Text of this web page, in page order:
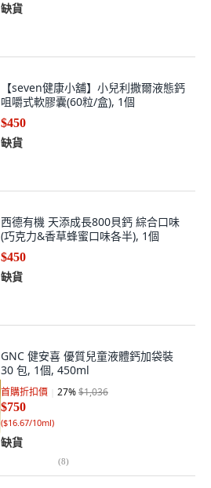
缺貨
【seven健康小舖】小兒利撒爾液態鈣
咀嚼式軟膠囊(60粒/盒), 1個
$450
缺貨
西德有機 天添成長800貝鈣 綜合口味
(巧克力&香草蜂蜜口味各半), 1個
$450
缺貨
GNC 健安喜 優質兒童液體鈣加袋裝
30 包, 1個, 450ml
首購折扣價 27%$1,036
$750
($16.67/10ml)
缺貨
(8)